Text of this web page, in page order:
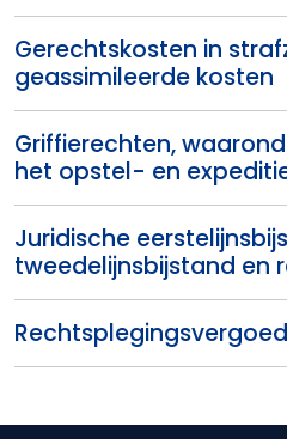
Gerechtskosten in
geassimileerde kosten
Griffierechten,
het opstel- en
Juridische
tweedelijnsbijstand en